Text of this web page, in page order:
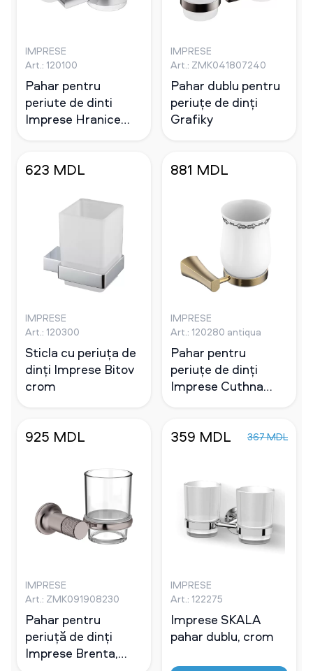
IMPRESE
Art.: 120100
Pahar pentru
periute de dinti
Imprese Hranice
IMPRESE
Art.: ZMK041807240
Pahar dublu pentru
periuțe de dinți
Grafiky
623 MDL
IMPRESE
Art.: 120300
Sticla cu periuța de
dinți Imprese Bitov
crom
881 MDL
IMPRESE
Art.: 120280 antiqua
Pahar pentru
periuțe de dinți
Imprese Cuthna
925 MDL
IMPRESE
Art.: ZMK091908230
Pahar pentru
periuță de dinți
Imprese Brenta,
359 MDL 367 MDL
IMPRESE
Art.: 122275
Imprese SKALA
pahar dublu, crom